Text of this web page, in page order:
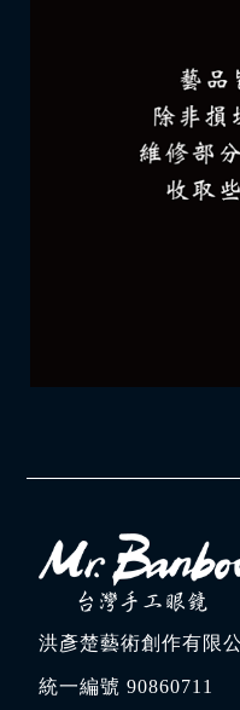
洪彥楚藝術創作有限
統一編號 90860711